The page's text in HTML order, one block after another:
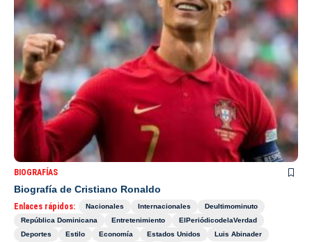
BIOGRAFÍAS
Biografía de Cristiano Ronaldo
Enlaces rápidos: Nacionales Internacionales
Deultimominuto
República Dominicana
Entretenimiento
ElPeriódicodelaVerdad
Deportes
Estilo Economía Estados Unidos
Luis Abinader